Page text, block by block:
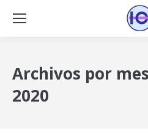
Archivos por
2020